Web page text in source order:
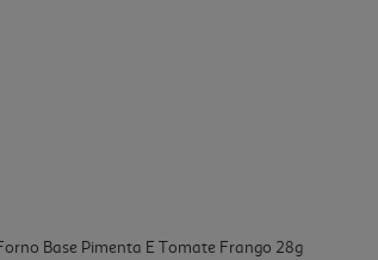
Base Pimenta E Tomate Frango 28g